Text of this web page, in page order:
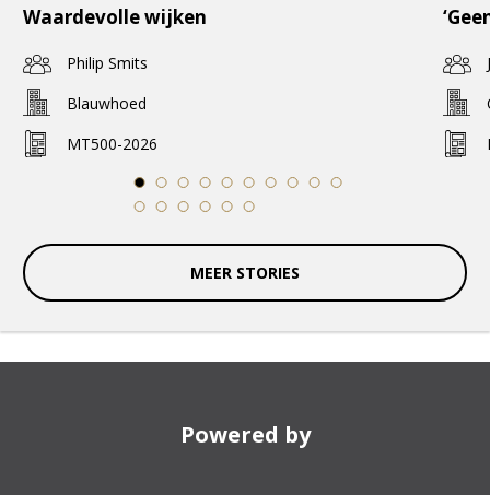
Waardevolle wijken
Philip Smits
Blauwhoed
MT500-2026
1
2 3 4 5 6 7 8 9
10
11 12 13 14 15 16
MEER STORIES
Powered by